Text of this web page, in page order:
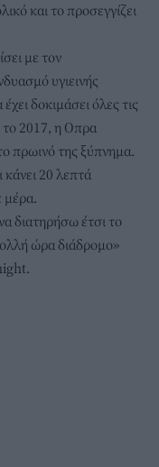
και το προσεγγίζει
με τον
υγιεινής
δοκιμάσει όλες τις
το 2017, η Οπρα
πρωινό της ξύπνημα.
κάνει 20 λεπτά
μέρα.
διατηρήσω έτσι το
ώρα διάδρομο»